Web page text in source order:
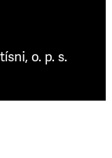
o. p. s.